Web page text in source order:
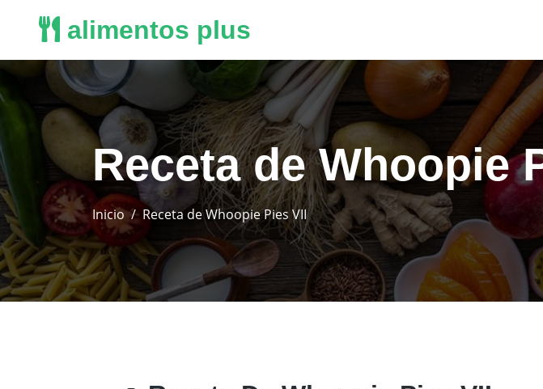
alimentos plus
Receta de Whoopie
Inicio Receta de Whoopie Pies VII